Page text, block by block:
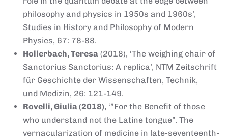
philosophy and physics in 1950s and 1960s’,
Studies in History and Philosophy of Modern
Physics, 67: 78-88.
Hollerbach, Teresa (2018), ‘The weighing chair of
Sanctorius Sanctorius: A replica’, NTM Zeitschrift
für Geschichte der Wissenschaften, Technik,
und Medizin, 26: 121-149.
Rovelli, Giulia (2018), ‘”For the Benefit of those
who understand not the Latine tongue”. The
vernacularization of medicine in late-seventeenth-